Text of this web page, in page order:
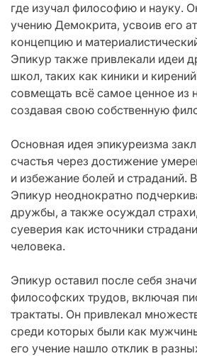
где изучал философию и науку.
учению Демокрита, усвоив его
концепцию и
Эпикур также привлекали идеи
школ, таких как киники и
совмещать всё самое ценное из
создавая свою собственную
Основная идея эпикуреизма
счастья через достижение
и избежание болей и страданий.
Эпикур неоднократно
дружбы, а также осуждал
суеверия как источники
человека.
Эпикур оставил после себя
философских трудов, включая
трактаты. Он привлекал
среди которых были как
его учение нашло отклик в